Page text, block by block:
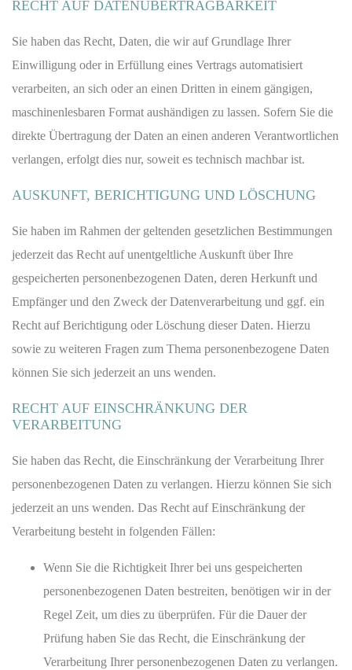
RECHT AUF DATEN­ÜBERTRAG­BARKEIT
Sie haben das Recht, Daten, die wir auf Grundlage Ihrer
Einwilligung oder in Erfüllung eines Vertrags automatisiert
verarbeiten, an sich oder an einen Dritten in einem gängigen,
maschinenlesbaren Format aushändigen zu lassen. Sofern Sie die
direkte Übertragung der Daten an einen anderen Verantwortlichen
verlangen, erfolgt dies nur, soweit es technisch machbar ist.
AUSKUNFT, BERICHTIGUNG UND LÖSCHUNG
Sie haben im Rahmen der geltenden gesetzlichen Bestimmungen
jederzeit das Recht auf unentgeltliche Auskunft über Ihre
gespeicherten personenbezogenen Daten, deren Herkunft und
Empfänger und den Zweck der Datenverarbeitung und ggf. ein
Recht auf Berichtigung oder Löschung dieser Daten. Hierzu
sowie zu weiteren Fragen zum Thema personenbezogene Daten
können Sie sich jederzeit an uns wenden.
RECHT AUF EINSCHRÄNKUNG DER
VERARBEITUNG
Sie haben das Recht, die Einschränkung der Verarbeitung Ihrer
personenbezogenen Daten zu verlangen. Hierzu können Sie sich
jederzeit an uns wenden. Das Recht auf Einschränkung der
Verarbeitung besteht in folgenden Fällen:
Wenn Sie die Richtigkeit Ihrer bei uns gespeicherten
personenbezogenen Daten bestreiten, benötigen wir in der
Regel Zeit, um dies zu überprüfen. Für die Dauer der
Prüfung haben Sie das Recht, die Einschränkung der
Verarbeitung Ihrer personenbezogenen Daten zu verlangen.